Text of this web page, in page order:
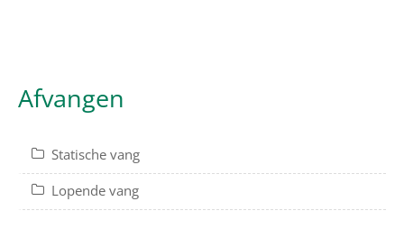
Afvangen
Statische vang
Lopende vang